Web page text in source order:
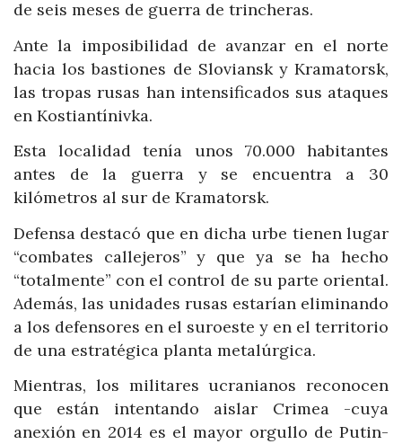
de seis meses de guerra de trincheras.
Ante la imposibilidad de avanzar en el norte
hacia los bastiones de Sloviansk y Kramatorsk,
las tropas rusas han intensificados sus ataques
en Kostiantínivka.
Esta localidad tenía unos 70.000 habitantes
antes de la guerra y se encuentra a 30
kilómetros al sur de Kramatorsk.
Defensa destacó que en dicha urbe tienen lugar
“combates callejeros” y que ya se ha hecho
“totalmente” con el control de su parte oriental.
Además, las unidades rusas estarían eliminando
a los defensores en el suroeste y en el territorio
de una estratégica planta metalúrgica.
Mientras, los militares ucranianos reconocen
que están intentando aislar Crimea -cuya
anexión en 2014 es el mayor orgullo de Putin-